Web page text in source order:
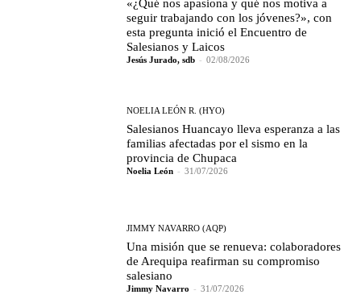
«¿Qué nos apasiona y qué nos motiva a
seguir trabajando con los jóvenes?», con
esta pregunta inició el Encuentro de
Salesianos y Laicos
Jesús Jurado, sdb - 02/08/2026
NOELIA LEÓN R. (HYO)
Salesianos Huancayo lleva esperanza a las
familias afectadas por el sismo en la
provincia de Chupaca
Noelia León - 31/07/2026
JIMMY NAVARRO (AQP)
Una misión que se renueva: colaboradores
de Arequipa reafirman su compromiso
salesiano
Jimmy Navarro - 31/07/2026